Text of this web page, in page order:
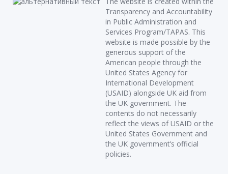
Transparency and Accountability
in Public Administration and
Services Program/TAPAS. This
website is made possible by the
generous support of the
American people through the
United States Agency for
International Development
(USAID) alongside UK aid from
the UK government. The
contents do not necessarily
reflect the views of USAID or the
United States Government and
the UK government’s official
policies.